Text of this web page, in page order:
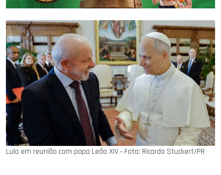
Lula em reunião com papa Leão XIV ‧ Foto: Ricardo Stuckert/PR